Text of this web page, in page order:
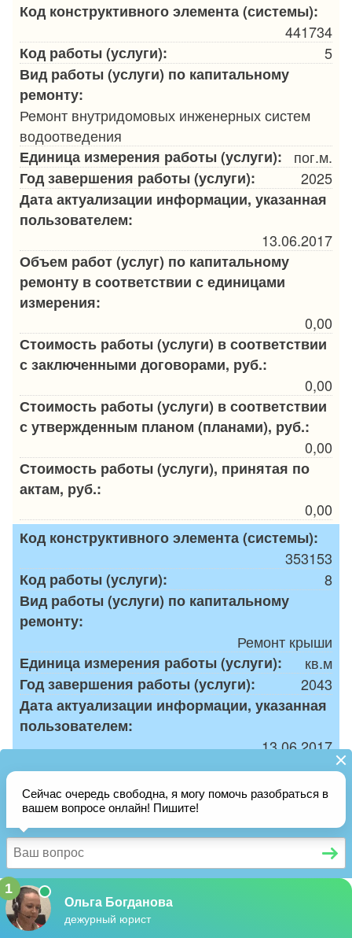
Код конструктивного элемента (системы):
441734
Код работы (услуги):
5
Вид работы (услуги) по капитальному
ремонту:
Ремонт внутридомовых инженерных систем
водоотведения
Единица измерения работы (услуги):
пог.м.
Год завершения работы (услуги):
2025
Дата актуализации информации, указанная
пользователем:
13.06.2017
Объем работ (услуг) по капитальному
ремонту в соответствии с единицами
измерения:
0,00
Стоимость работы (услуги) в соответствии
с заключенными договорами, руб.:
0,00
Стоимость работы (услуги) в соответствии
с утвержденным планом (планами), руб.:
0,00
Стоимость работы (услуги), принятая по
актам, руб.:
0,00
Код конструктивного элемента (системы):
353153
Код работы (услуги):
8
Вид работы (услуги) по капитальному
ремонту:
Ремонт крыши
Единица измерения работы (услуги):
кв.м
Год завершения работы (услуги):
2043
Дата актуализации информации, указанная
пользователем:
13.06.2017
Объем работ (услуг) по капитальному
ремонту в соответствии с единицами
измерения:
0,00
Стоимость работы (услуги) в соответствии
с заключенными договорами, руб.:
Стоимость работы (услуги) в соответствии
с утвержденным планом (планами), руб.: